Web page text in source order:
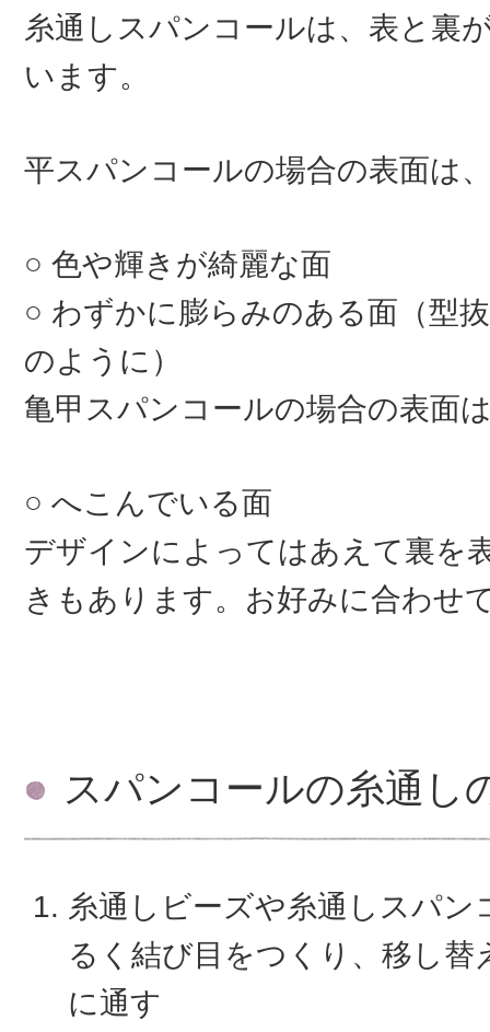
糸通しスパンコールは、表と裏
います。
平スパンコールの場合の表面は
色や輝きが綺麗な面
わずかに膨らみのある面（型
のように）
亀甲スパンコールの場合の表面
へこんでいる面
デザインによってはあえて裏を
きもあります。お好みに合わせ
スパンコールの糸通し
糸通しビーズや糸通しスパン
るく結び目をつくり、移し替
に通す